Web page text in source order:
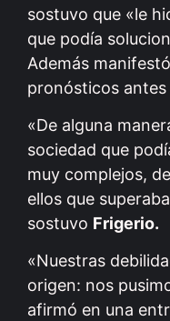
sostuvo que «le
que podía
Además
pronósticos antes
«De alguna
sociedad que
muy complejos,
ellos que
sostuvo Frigerio.
«Nuestras
origen: nos
afirmó en una